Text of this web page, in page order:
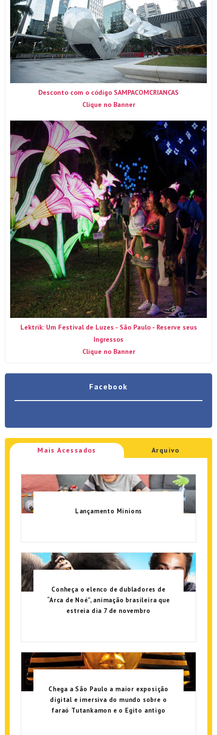
Desconto com o código SAMPACOMCRIANCAS
Clique no Banner
Lektrik: Um Festival de Luzes - São Paulo - Reserve seus
Ingressos
Clique no Banner
Facebook
Mais Acessados Arquivo
Lançamento Minions
Conheça o elenco de dubladores de
“Arca de Noé”, animação brasileira que
estreia dia 7 de novembro
Chega a São Paulo a maior exposição
digital e imersiva do mundo sobre o
faraó Tutankamon e o Egito antigo